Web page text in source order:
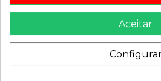
Recambio de caja direccion para
2.0 115 trendline referencia OEM
Aceitar